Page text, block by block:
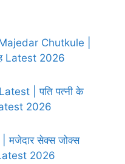
Chutkule |
Latest 2026
| पति पत्नी के
2026
मजेदार सेक्स जोक्स
2026